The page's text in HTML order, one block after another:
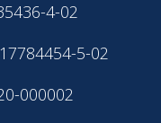
4-02
17784454-5-02
000002